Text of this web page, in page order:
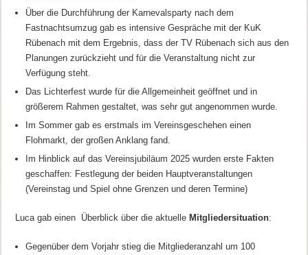
Über die Durchführung der Karnevalsparty nach dem
Fastnachtsumzug gab es intensive Gespräche mit der KuK
Rübenach mit dem Ergebnis, dass der TV Rübenach sich aus den
Planungen zurückzieht und für die Veranstaltung nicht zur
Verfügung steht.
Das Lichterfest wurde für die Allgemeinheit geöffnet und in
größerem Rahmen gestaltet, was sehr gut angenommen wurde.
Im Sommer gab es erstmals im Vereinsgeschehen einen
Flohmarkt, der großen Anklang fand.
Im Hinblick auf das Vereinsjubiläum 2025 wurden erste Fakten
geschaffen: Festlegung der beiden Hauptveranstaltungen
(Vereinstag und Spiel ohne Grenzen und deren Termine)
Luca gab einen Überblick über die aktuelleMitgliedersituation:
Gegenüber dem Vorjahr stieg die Mitgliederanzahl um 100